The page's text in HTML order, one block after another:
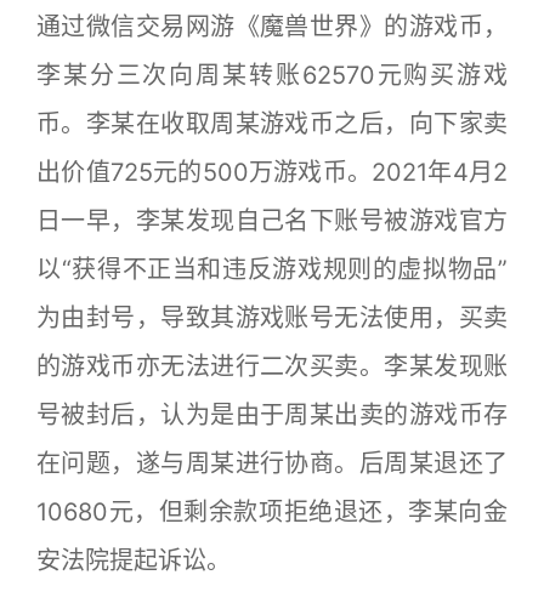
通过微信交易网游《魔兽世界》的游戏币，
李某分三次向周某转账62570元购买游戏
币。李某在收取周某游戏币之后，向下家卖
出价值725元的500万游戏币。2021年4月2
日一早，李某发现自己名下账号被游戏官方
以“获得不正当和违反游戏规则的虚拟物品”
为由封号，导致其游戏账号无法使用，买卖
的游戏币亦无法进行二次买卖。李某发现账
号被封后，认为是由于周某出卖的游戏币存
在问题，遂与周某进行协商。后周某退还了
10680元，但剩余款项拒绝退还，李某向金
安法院提起诉讼。